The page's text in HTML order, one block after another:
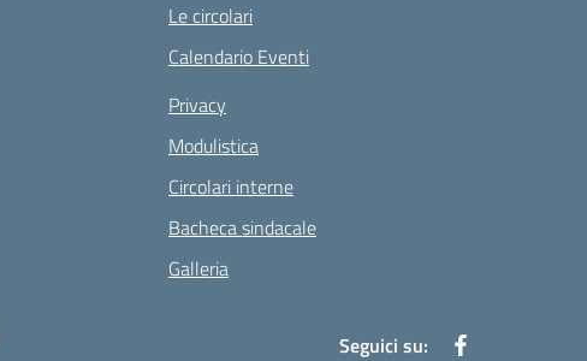
Le circolari
Calendario Eventi
Privacy
Modulistica
Circolari interne
Bacheca sindacale
Galleria
Seguici su: